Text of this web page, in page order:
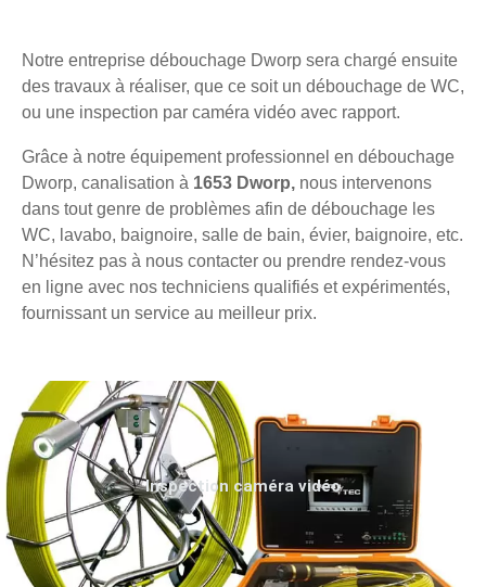
Notre entreprise débouchage Dworp sera chargé ensuite
des travaux à réaliser, que ce soit un débouchage de WC,
ou une inspection par caméra vidéo avec rapport.
Grâce à notre équipement professionnel en débouchage
Dworp, canalisation à 1653 Dworp, nous intervenons
dans tout genre de problèmes afin de débouchage les
WC, lavabo, baignoire, salle de bain, évier, baignoire, etc.
N’hésitez pas à nous contacter ou prendre rendez-vous
en ligne avec nos techniciens qualifiés et expérimentés,
fournissant un service au meilleur prix.
Inspection caméra vidéo